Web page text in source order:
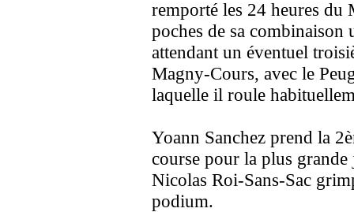
remporté les 24 heures du
poches de sa combinaison
attendant un éventuel
Magny-Cours, avec le
laquelle il roule
Yoann Sanchez prend la
course pour la plus
Nicolas Roi-Sans-Sac
podium.